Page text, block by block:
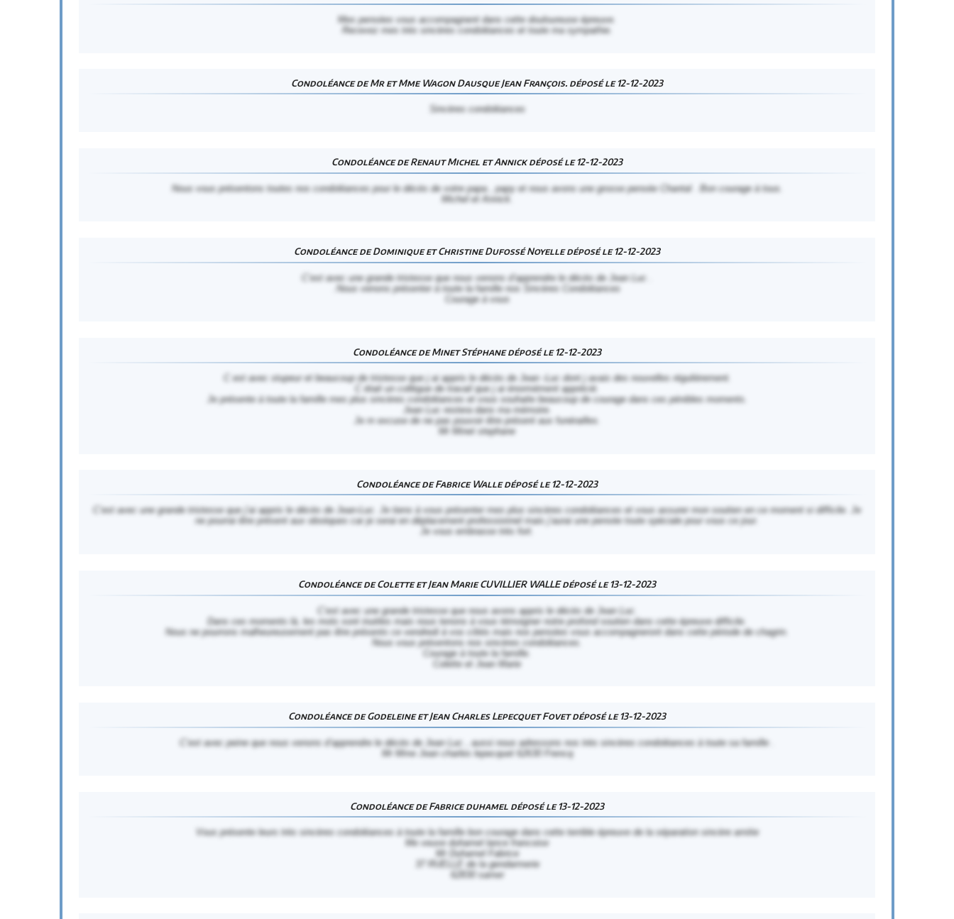
Mes pensées vous accompagnent dans cette douloureuse épreuve.
Recevez mes très sincères condoléances et toute ma sympathie.
Condoléance de Mr et Mme Wagon Dausque Jean François. déposé le 12-12-2023
Sincères condoléances
Condoléance de Renaut Michel et Annick déposé le 12-12-2023
Nous vous présentons toutes nos condoléances pour le décès de votre papa , papy et nous avons une grosse pensée Chantal . Bon courage à tous.
Michel et Annick.
Condoléance de Dominique et Christine Dufossé Noyelle déposé le 12-12-2023
C’est avec une grande tristesse que nous venons d’apprendre le décès de Jean Luc .
.Nous venons présenter à toute la famille nos Sincères Condoléances
Courage à vous
Condoléance de Minet Stéphane déposé le 12-12-2023
C est avec stupeur et beaucoup de tristesse que j ai appris le décès de Jean -Luc dont j avais des nouvelles régulièrement.
C était un collègue de travail que j ai énormément apprécié.
Je présente à toute la famille mes plus sincères condoléances et vous souhaite beaucoup de courage dans ces pénibles moments.
Jean Luc restera dans ma mémoire.
Je m excuse de ne pas pouvoir être présent aux funérailles.
Mr Minet stephane
Condoléance de Fabrice Walle déposé le 12-12-2023
C’est avec une grande tristesse que j’ai appris le décès de Jean-Luc. Je tiens à vous présenter mes plus sincères condoléances et vous assurer mon soutien en ce moment si difficile. Je
ne pourrai être présent aux obsèques car je serai en déplacement professionnel mais j’aurai une pensée toute spéciale pour vous ce jour.
Je vous embrasse très fort.
Condoléance de Colette et Jean Marie CUVILLIER WALLE déposé le 13-12-2023
C’est avec une grande tristesse que nous avons appris le décès de Jean Luc.
Dans ces moments là, les mots sont inutiles mais nous tenons à vous témoigner notre profond soutien dans cette épreuve difficile.
Nous ne pourrons malheureusement pas être présents ce vendredi à vos côtés mais nos pensées vous accompagneront dans cette période de chagrin.
Nous vous présentons nos sincères condoléances.
Courage à toute la famille.
Colette et Jean Marie
Condoléance de Godeleine et Jean Charles Lepecquet Fovet déposé le 13-12-2023
C’est avec peine que nous venons d’apprendre le décès de Jean Luc , aussi nous adressons nos très sincères condoléances à toute sa famille .
Mr Mme Jean charles lepecquet 62630 Frencq
Condoléance de Fabrice duhamel déposé le 13-12-2023
Vous présente leurs très sincères condoléances à toute la famille bon courage dans cette terrible épreuve de la séparation sincère amitie
Me veuve duhamel lance francoise
Mr Duhamel Fabrice
37 RUELLE de la gendarmerie
62830 samer